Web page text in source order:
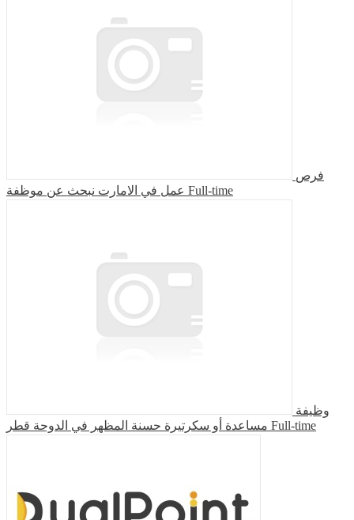
فرص
عمل في الامارت نبحث عن موظفة Full-time
وظيفة
مساعدة أو سكرتيرة حسنة المظهر في الدوحة قطر Full-time